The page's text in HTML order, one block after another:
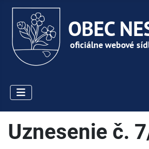
Uznesenie č.